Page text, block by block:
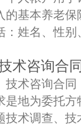
的基本养老
：姓名、性别
术咨询合
技术咨询合同
是地为委托方
技术调查、